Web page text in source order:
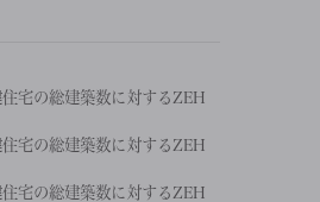
宅の総建築数に対するZEH
宅の総建築数に対するZEH
宅の総建築数に対するZEH